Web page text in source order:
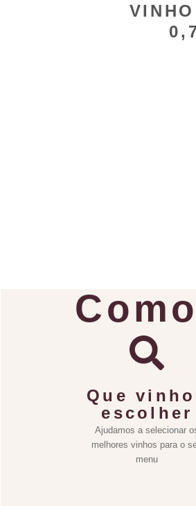
Que
escolher
Ajudamos a selecionar
melhores vinhos para o
menu